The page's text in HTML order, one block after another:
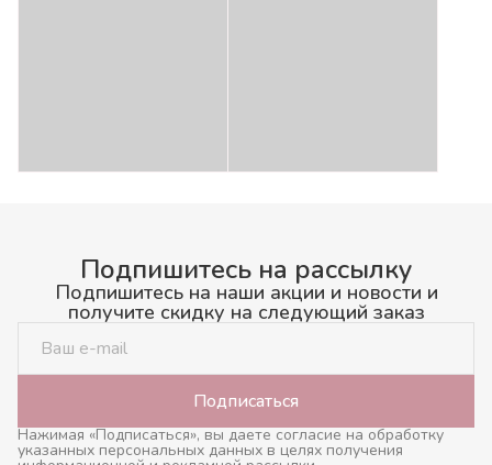
Подпишитесь на рассылку
Подпишитесь на наши акции и новости и
получите скидку на следующий заказ
Подписаться
Нажимая «Подписаться», вы даете согласие на обработку
указанных персональных данных в целях получения